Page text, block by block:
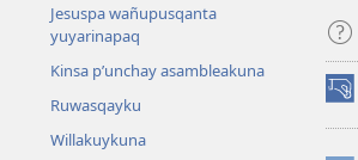
Jesuspa wañupusqanta
yuyarinapaq
Kinsa p’unchay asambleakuna
Ruwasqayku
Willakuykuna
(abre
una